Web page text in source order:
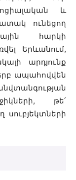
և
ունեցող
հարկի
Երևանում,
արդյունք
ապահովվեն
թե՛
սուբյեկտների